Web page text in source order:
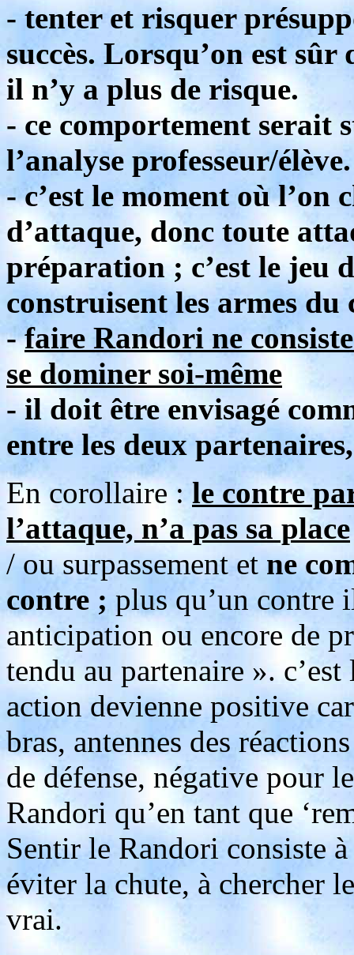
- tenter et risquer
succès. Lorsqu’on est
il n’y a plus de risque.
- ce comportement serait
l’analyse professeur/élève.
- c’est le moment où l’on
d’attaque, donc toute
préparation ; c’est le jeu
construisent les armes
-faire Randori ne
se dominer soi-même
- il doit être envisagé
entre les deux
En corollaire : le contre
l’attaque, n’a pas sa place
/ ou surpassement et ne
contre ; plus qu’un contre
anticipation ou encore de
tendu au partenaire ».
action devienne positive
bras, antennes des
de défense, négative pour
Randori qu’en tant que
Sentir le Randori consiste
éviter la chute, à chercher
vrai.